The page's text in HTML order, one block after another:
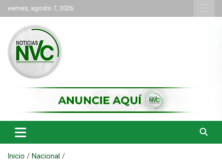
Saltar
al
contenido
viernes, agosto 7, 2026
NVC Noticias
Inicio
Nacional